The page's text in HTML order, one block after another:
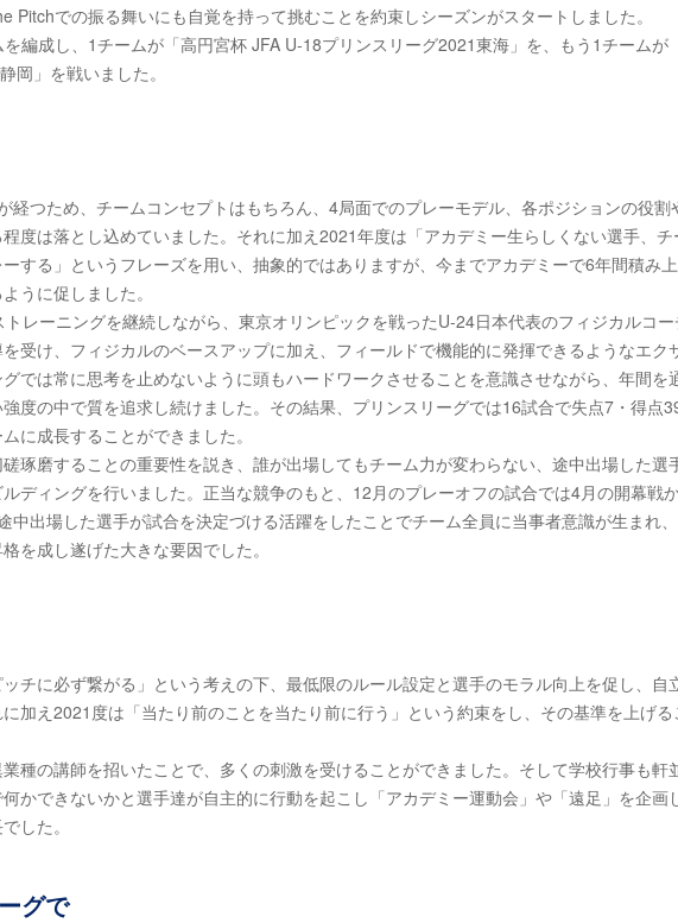
Pitchでの振る舞いにも自覚を持って挑むことを約束しシーズンがスタートしました。
編成し、1チームが「高円宮杯 JFA U-18プリンスリーグ2021東海」を、もう1チームが
岡」を戦いました。
経つため、チームコンセプトはもちろん、4局面でのプレーモデル、各ポジションの役割
度は落とし込めていました。それに加え2021年度は「アカデミー生らしくない選手、チ
する」というフレーズを用い、抽象的ではありますが、今までアカデミーで6年間積み
うに促しました。
レーニングを継続しながら、東京オリンピックを戦ったU-24日本代表のフィジカルコ
受け、フィジカルのベースアップに加え、フィールドで機能的に発揮できるようなエク
では常に思考を止めないように頭もハードワークさせることを意識させながら、年間を
度の中で質を追求し続けました。その結果、プリンスリーグでは16試合で失点7・得点
に成長することができました。
琢磨することの重要性を説き、誰が出場してもチーム力が変わらない、途中出場した選
ディングを行いました。正当な競争のもと、12月のプレーオフの試合では4月の開幕戦
中出場した選手が試合を決定づける活躍をしたことでチーム全員に当事者意識が生まれ
を成し遂げた大きな要因でした。
ッチに必ず繋がる」という考えの下、最低限のルール設定と選手のモラル向上を促し、自
加え2021度は「当たり前のことを当たり前に行う」という約束をし、その基準を上げる
種の講師を招いたことで、多くの刺激を受けることができました。そして学校行事も軒
かできないかと選手達が自主的に行動を起こし「アカデミー運動会」や「遠足」を企画
した。
グで